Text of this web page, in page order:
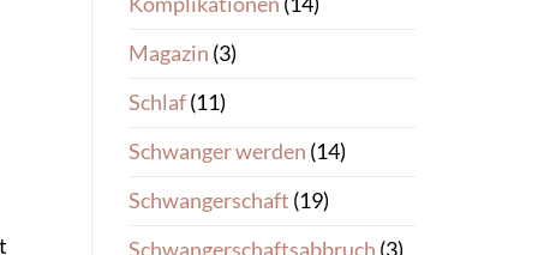
Magazin (3)
Schlaf(11)
Schwanger werden (14)
Schwangerschaft (19)
Schwangerschaftsabbruch (3)